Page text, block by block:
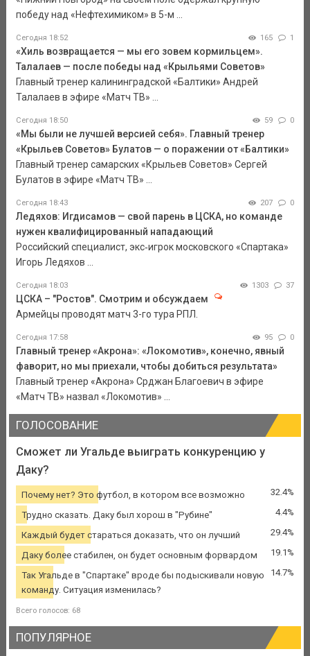
победу над «Нефтехимиком» в 5-м ...
Сегодня 18:52 165 1
«Хиль возвращается — мы его зовем кормильцем».
Талалаев — после победы над «Крыльями Советов»
Главный тренер калининградской «Балтики» Андрей
Талалаев в эфире «Матч ТВ» ...
Сегодня 18:50 59 0
«Мы были не лучшей версией себя». Главный тренер
«Крыльев Советов» Булатов — о поражении от «Балтики»
Главный тренер самарских «Крыльев Советов» Сергей
Булатов в эфире «Матч ТВ» ...
Сегодня 18:43 207 0
Ледяхов: Игдисамов — свой парень в ЦСКА, но команде
нужен квалифицированный нападающий
Российский специалист, экс‑игрок московского «Спартака»
Игорь Ледяхов ...
Сегодня 18:03 1303 37
ЦСКА – "Ростов". Смотрим и обсуждаем
Армейцы проводят матч 3-го тура РПЛ.
Сегодня 17:58 95 0
Главный тренер «Акрона»: «Локомотив», конечно, явный
фаворит, но мы приехали, чтобы добиться результата»
Главный тренер «Акрона» Срджан Благоевич в эфире
«Матч ТВ» назвал «Локомотив» ...
ГОЛОСОВАНИЕ
Сможет ли Угальде выиграть конкуренцию у
Даку?
Почему нет? Это футбол, в котором все возможно 32.4%
Трудно сказать. Даку был хорош в "Рубине" 4.4%
Каждый будет стараться доказать, что он лучший 29.4%
Даку более стабилен, он будет основным форвардом 19.1%
Так Угальде в "Спартаке" вроде бы подыскивали новую
команду. Ситуация изменилась?
14.7%
Всего голосов: 68
ПОПУЛЯРНОЕ